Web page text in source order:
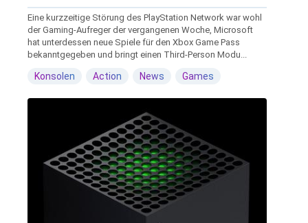
Eine kurzzeitige Störung des PlayStation Network war wohl
der Gaming-Aufreger der vergangenen Woche, Microsoft
hat unterdessen neue Spiele für den Xbox Game Pass
bekanntgegeben und bringt einen Third-Person Modu...
Konsolen Action News Games